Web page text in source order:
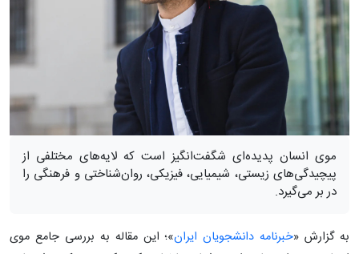
موی انسان پدیده‌ای شگفت‌انگیز است که لایه‌های مختلفی از
پیچیدگی‌های زیستی، شیمیایی، فیزیکی، روان‌شناختی و فرهنگی را
در بر می‌گیرد.
به گزارش «خبرنامه دانشجویان ایران»؛ این مقاله به بررسی جامع موی